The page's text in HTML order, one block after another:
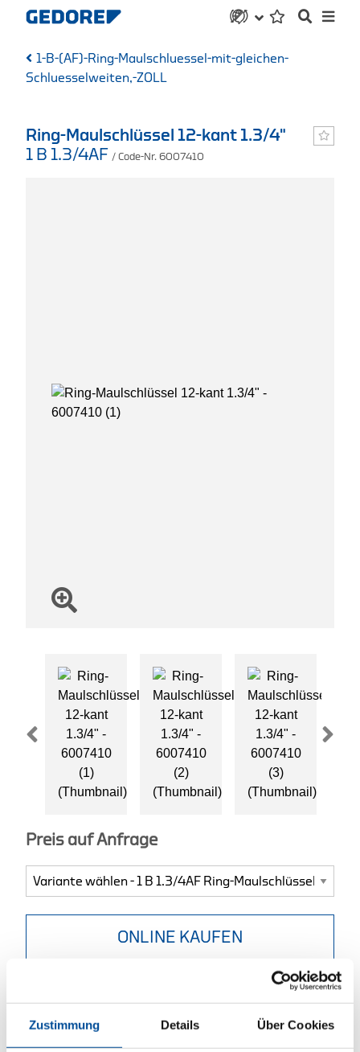
Zustimmung Details Über Cookies
1-B-(AF)-Ring-Maulschluessel-mit-gleichen-
Schluesselweiten,-ZOLL
Ring-Maulschlüssel 12-kant 1.3/4"
1 B 1.3/4AF / Code-Nr. 6007410
Preis auf Anfrage
ONLINE KAUFEN
Produktlinie